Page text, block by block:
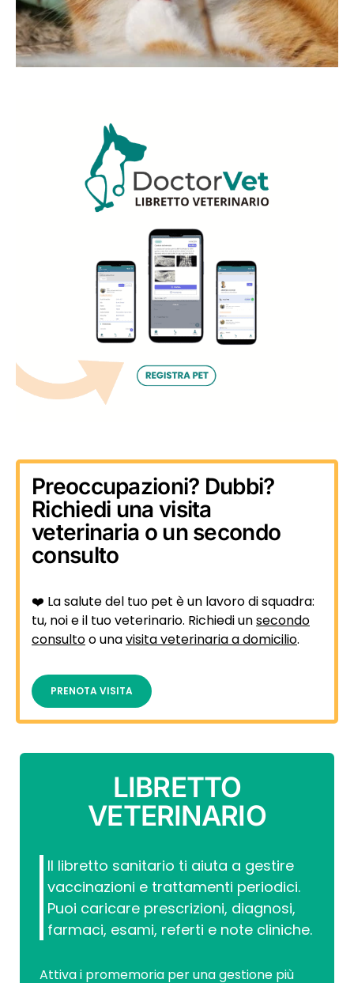
Preoccupazioni? Dubbi?
Richiedi una visita
veterinaria o un secondo
consulto
❤️ La salute del tuo pet è un lavoro di squadra:
tu, noi e il tuo veterinario. Richiedi unsecondo
consultoo unavisita veterinaria a domicilio.
PRENOTA VISITA
LIBRETTO
VETERINARIO
Il libretto sanitario ti aiuta a gestire
vaccinazioni e trattamenti periodici.
Puoi caricare prescrizioni, diagnosi,
farmaci, esami, referti e note cliniche.
Attiva i promemoria per una gestione più